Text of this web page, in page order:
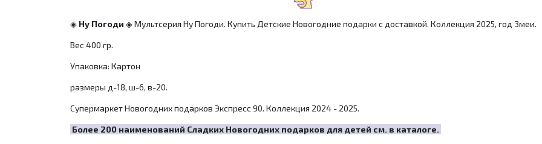
◈ Ну Погоди ◈Мультсерия Ну Погоди. Купить Детские Новогодние подарки с доставкой. Коллекция 2025, год Змеи.
Вес 400 гр.
Упаковка: Картон
размеры д-18, ш-6, в-20.
Супермаркет Новогодних подарков Экспресс 90. Коллекция 2024 - 2025.
Более 200 наименований Сладких Новогодних подарков для детей см. в каталоге.